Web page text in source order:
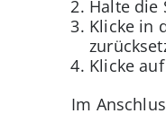
Halte die
Klicke in
Klicke
Im